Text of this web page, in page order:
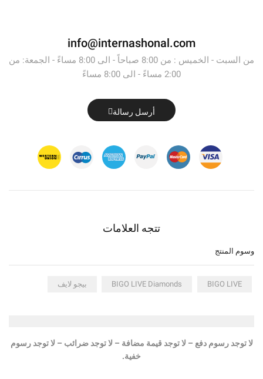
info@internashonal.com
من السبت - الخميس : من 8:00 صباحاً - الى 8:00 مساءً - الجمعة: من
2:00 مساءً - الى 8:00 مساءً
أرسل رسالة
تتجه العلامات
وسوم المنتج
BIGO LIVE
BIGO LIVE Diamonds بيجو لايف
لا توجد رسوم دفع – لا توجد قيمة مضافة – لا توجد ضرائب – لا توجد رسوم
خفية.